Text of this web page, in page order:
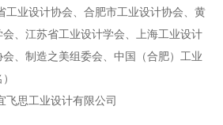
工业设计协会、合肥市工业设计协会、黄
、江苏省工业设计学会、上海工业设计
、制造之美组委会、中国（合肥）工业
飞思工业设计有限公司